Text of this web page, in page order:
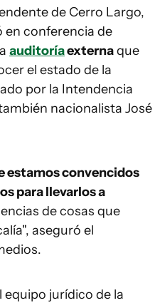
de Cerro Largo,
en conferencia de
auditoríaexternaque
el estado de la
por la Intendencia
nacionalista José
estamos convencidos
para llevarlos a
de cosas que
aseguró el
jurídico de la